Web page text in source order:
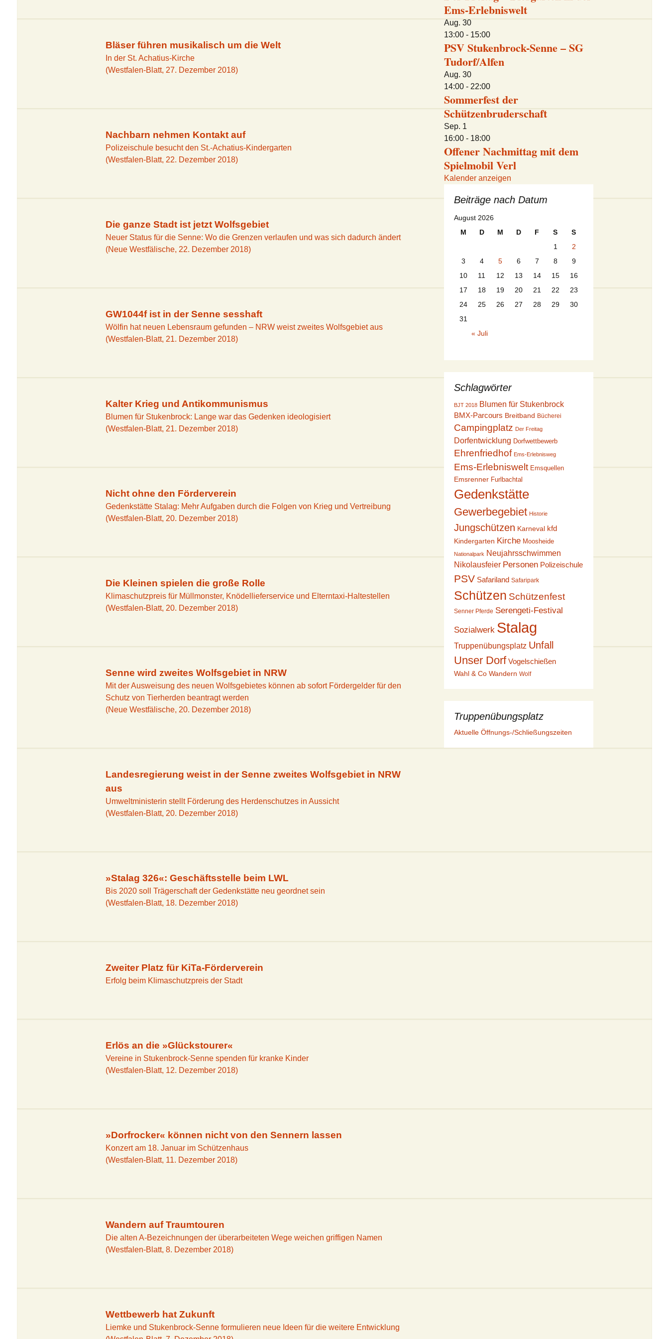
Presseberichte 2012
Presseberichte 2011
Presseberichte 2010
Bläser führen musikalisch um die Welt
In der St. Achatius-Kirche
(Westfalen-Blatt, 27. Dezember 2018)
Nachbarn nehmen Kontakt auf
Polizeischule besucht den St.-Achatius-Kindergarten
(Westfalen-Blatt, 22. Dezember 2018)
Die ganze Stadt ist jetzt Wolfsgebiet
Neuer Status für die Senne: Wo die Grenzen verlaufen und was sich dadurch ändert
(Neue Westfälische, 22. Dezember 2018)
GW1044f ist in der Senne sesshaft
Wölfin hat neuen Lebensraum gefunden – NRW weist zweites Wolfsgebiet aus
(Westfalen-Blatt, 21. Dezember 2018)
Kalter Krieg und Antikommunismus
Blumen für Stukenbrock: Lange war das Gedenken ideologisiert
(Westfalen-Blatt, 21. Dezember 2018)
Nicht ohne den Förderverein
Gedenkstätte Stalag: Mehr Aufgaben durch die Folgen von Krieg und Vertreibung
(Westfalen-Blatt, 20. Dezember 2018)
Die Kleinen spielen die große Rolle
Klimaschutzpreis für Müllmonster, Knödellieferservice und Elterntaxi-Haltestellen
(Westfalen-Blatt, 20. Dezember 2018)
Senne wird zweites Wolfsgebiet in NRW
Mit der Ausweisung des neuen Wolfsgebietes können ab sofort Fördergelder für den
Schutz von Tierherden beantragt werden
(Neue Westfälische, 20. Dezember 2018)
Landesregierung weist in der Senne zweites Wolfsgebiet in NRW
aus
Umweltministerin stellt Förderung des Herdenschutzes in Aussicht
(Westfalen-Blatt, 20. Dezember 2018)
»Stalag 326«: Geschäftsstelle beim LWL
Bis 2020 soll Trägerschaft der Gedenkstätte neu geordnet sein
(Westfalen-Blatt, 18. Dezember 2018)
Zweiter Platz für KiTa-Förderverein
Erfolg beim Klimaschutzpreis der Stadt
Erlös an die »Glückstourer«
Vereine in Stukenbrock-Senne spenden für kranke Kinder
(Westfalen-Blatt, 12. Dezember 2018)
»Dorfrocker« können nicht von den Sennern lassen
Konzert am 18. Januar im Schützenhaus
(Westfalen-Blatt, 11. Dezember 2018)
Wandern auf Traumtouren
Die alten A-Bezeichnungen der überarbeiteten Wege weichen griffigen Namen
(Westfalen-Blatt, 8. Dezember 2018)
Wettbewerb hat Zukunft
Liemke und Stukenbrock-Senne formulieren neue Ideen für die weitere Entwicklung
Ems-Erlebniswelt
Aug. 30
13:00- 15:00
PSV Stukenbrock-Senne – SG
Tudorf/Alfen
Aug. 30
14:00- 22:00
Sommerfest der
Schützenbruderschaft
Sep. 1
16:00- 18:00
Offener Nachmittag mit dem
Spielmobil Verl
Kalender anzeigen
Beiträge nach Datum
August 2026
M
D M D F S
S
1
2
3
4 5 6 7 8
9
10
11 12 13 14 15
16
17
18 19 20 21 22
23
24
25 26 27 28 29
30
31
« Juli
Schlagwörter
BJT 2018 Blumen für Stukenbrock
BMX-Parcours Breitband Bücherei
Campingplatz Der Freitag
Dorfentwicklung Dorfwettbewerb
Ehrenfriedhof Ems-Erlebnisweg
Ems-Erlebniswelt Emsquellen
Emsrenner Furlbachtal
Gedenkstätte
Gewerbegebiet Historie
Jungschützen Karneval kfd
Kindergarten Kirche Moosheide
Nationalpark Neujahrsschwimmen
Nikolausfeier Personen Polizeischule
PSV Safariland Safaripark
Schützen Schützenfest
Senner Pferde Serengeti-Festival
Sozialwerk Stalag
Truppenübungsplatz Unfall
Unser Dorf Vogelschießen
Wahl & Co Wandern Wolf
Truppenübungsplatz
Aktuelle Öffnungs-/Schließungszeiten